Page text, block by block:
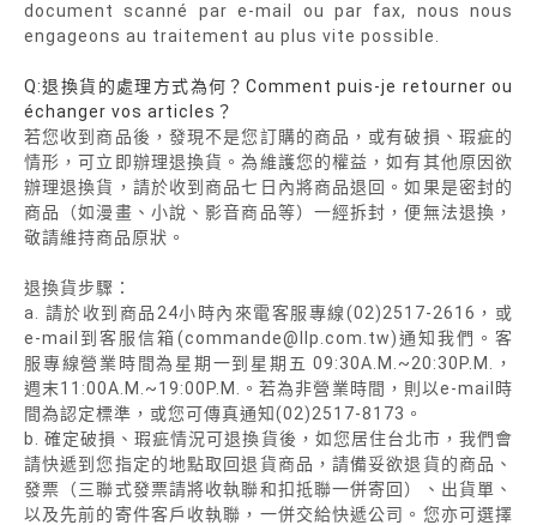
document scanné par e-mail ou par fax, nous nous
engageons au traitement au plus vite possible.
Q:退換貨的處理方式為何？Comment puis-je retourner ou
échanger vos articles？
若您收到商品後，發現不是您訂購的商品，或有破損、瑕疵的
情形，可立即辦理退換貨。為維護您的權益，如有其他原因欲
辦理退換貨，請於收到商品七日內將商品退回。如果是密封的
商品（如漫畫、小說、影音商品等）一經拆封，便無法退換，
敬請維持商品原狀。
退換貨步驟：
a. 請於收到商品24小時內來電客服專線(02)2517-2616，或
e-mail到客服信箱(commande@llp.com.tw)通知我們。客
服專線營業時間為星期一到星期五 09:30A.M.~20:30P.M.，
週末11:00A.M.~19:00P.M.。若為非營業時間，則以e-mail時
間為認定標準，或您可傳真通知(02)2517-8173。
b. 確定破損、瑕疵情況可退換貨後，如您居住台北市，我們會
請快遞到您指定的地點取回退貨商品，請備妥欲退貨的商品、
發票（三聯式發票請將收執聯和扣抵聯一併寄回）、出貨單、
以及先前的寄件客戶收執聯，一併交給快遞公司。您亦可選擇